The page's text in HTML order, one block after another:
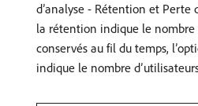
d’analyse - Rétention et Perte
la rétention indique le nombre
conservés au fil du temps,
indique le nombre